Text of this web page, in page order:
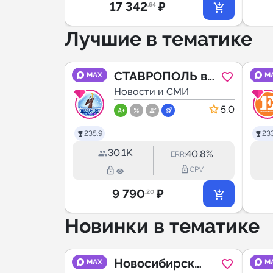
17 342.64 ₽
Лучшие в тематике
MAX
235.9
СТАВРОПОЛЬ в
МАХ
Новости и СМИ
5.0
30.1K ERR:40.8%
lock_outline lock_outlineCPV
9 790.20 ₽
Новинки в тематике
MAX
Новосибирск